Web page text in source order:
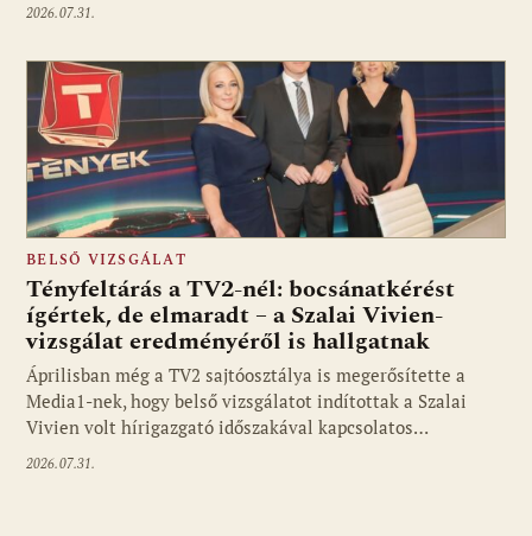
2026.07.31.
BELSŐ VIZSGÁLAT
Tényfeltárás a TV2-nél: bocsánatkérést
ígértek, de elmaradt – a Szalai Vivien-
vizsgálat eredményéről is hallgatnak
Áprilisban még a TV2 sajtóosztálya is megerősítette a
Media1-nek, hogy belső vizsgálatot indítottak a Szalai
Vivien volt hírigazgató időszakával kapcsolatos…
2026.07.31.